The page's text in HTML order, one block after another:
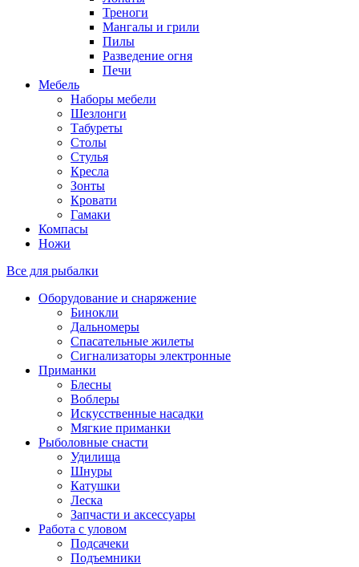
Треноги
Мангалы и грили
Пилы
Разведение огня
Печи
Мебель
Наборы мебели
Шезлонги
Табуреты
Столы
Стулья
Кресла
Зонты
Кровати
Гамаки
Компасы
Ножи
Все для рыбалки
Оборудование и снаряжение
Бинокли
Дальномеры
Спасательные жилеты
Сигнализаторы электронные
Приманки
Блесны
Воблеры
Искусственные насадки
Мягкие приманки
Рыболовные снасти
Удилища
Шнуры
Катушки
Леска
Запчасти и аксессуары
Работа с уловом
Подсачеки
Подъемники